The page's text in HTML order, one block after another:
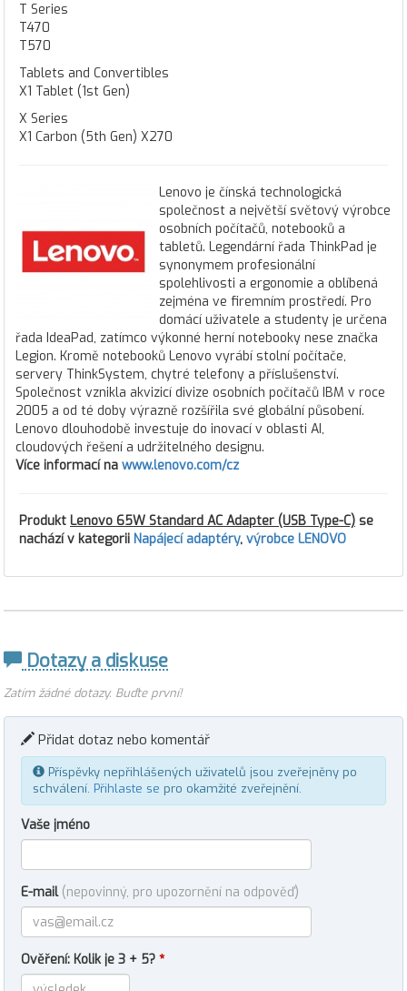
T Series
T470
T570
Tablets and Convertibles
X1 Tablet (1st Gen)
X Series
X1 Carbon (5th Gen) X270
Lenovo je čínská technologická
společnost a největší světový výrobce
osobních počítačů, notebooků a
tabletů. Legendární řada ThinkPad je
synonymem profesionální
spolehlivosti a ergonomie a oblíbená
zejména ve firemním prostředí. Pro
domácí uživatele a studenty je určena
řada IdeaPad, zatímco výkonné herní notebooky nese značka
Legion. Kromě notebooků Lenovo vyrábí stolní počítače,
servery ThinkSystem, chytré telefony a příslušenství.
Společnost vznikla akvizicí divize osobních počítačů IBM v roce
2005 a od té doby výrazně rozšířila své globální působení.
Lenovo dlouhodobě investuje do inovací v oblasti AI,
cloudových řešení a udržitelného designu.
Více informací na www.lenovo.com/cz
Produkt Lenovo 65W Standard AC Adapter (USB Type-C) se
nachází v kategorii Napájecí adaptéry, výrobce LENOVO
Dotazy a diskuse
Zatím žádné dotazy. Buďte první!
Přidat dotaz nebo komentář
Příspěvky nepřihlášených uživatelů jsou zveřejněny po
schválení. Přihlaste se pro okamžité zveřejnění.
Vaše jméno
E-mail (nepovinný, pro upozornění na odpověď)
Ověření: Kolik je 3 + 5? *